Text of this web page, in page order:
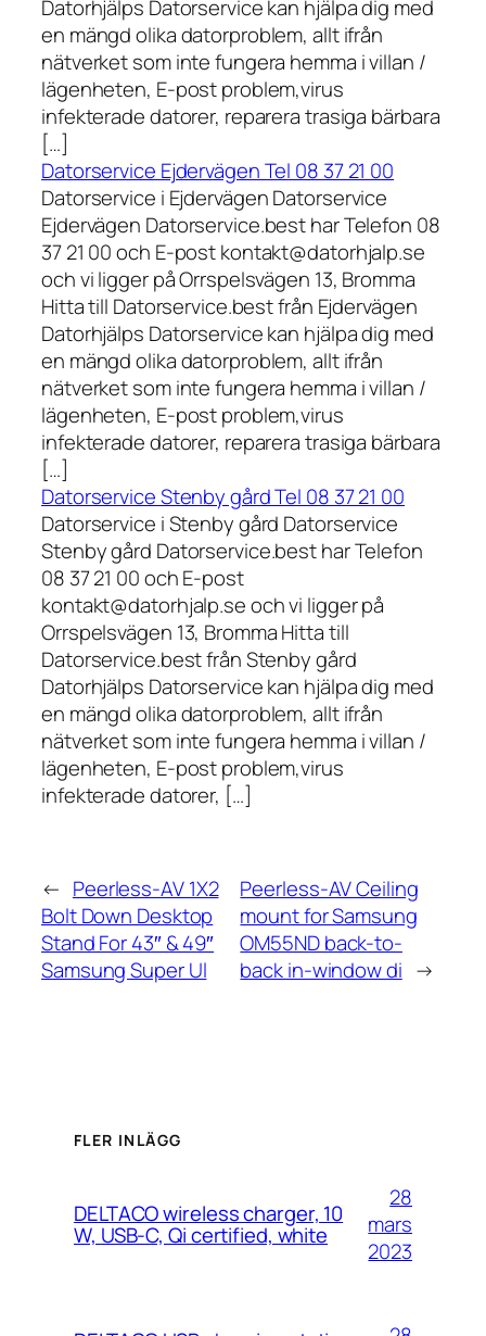
Datorhjälps Datorservice kan hjälpa dig med
en mängd olika datorproblem, allt ifrån
nätverket som inte fungera hemma i villan /
lägenheten, E-post problem,virus
infekterade datorer, reparera trasiga bärbara
[…]
Datorservice Ejdervägen Tel 08 37 21 00
Datorservice i Ejdervägen Datorservice
Ejdervägen Datorservice.best har Telefon 08
37 21 00 och E-post kontakt@datorhjalp.se
och vi ligger på Orrspelsvägen 13, Bromma
Hitta till Datorservice.best från Ejdervägen
Datorhjälps Datorservice kan hjälpa dig med
en mängd olika datorproblem, allt ifrån
nätverket som inte fungera hemma i villan /
lägenheten, E-post problem,virus
infekterade datorer, reparera trasiga bärbara
[…]
Datorservice Stenby gård Tel 08 37 21 00
Datorservice i Stenby gård Datorservice
Stenby gård Datorservice.best har Telefon
08 37 21 00 och E-post
kontakt@datorhjalp.se och vi ligger på
Orrspelsvägen 13, Bromma Hitta till
Datorservice.best från Stenby gård
Datorhjälps Datorservice kan hjälpa dig med
en mängd olika datorproblem, allt ifrån
nätverket som inte fungera hemma i villan /
lägenheten, E-post problem,virus
infekterade datorer, […]
← Peerless-AV 1X2
Bolt Down Desktop
Stand For 43″ & 49″
Samsung Super Ul
Peerless-AV Ceiling
mount for Samsung
OM55ND back-to-
back in-window di →
FLER INLÄGG
DELTACO wireless charger, 10
W, USB-C, Qi certified, white
28
mars
2023